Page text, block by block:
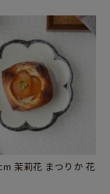
茉莉花 まつりか 花